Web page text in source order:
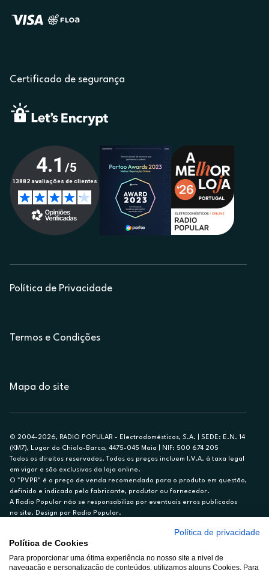
Certificado de segurança
Política de Privacidade
Termos e Condições
Mapa do site
© 2004-2026, RADIO POPULAR - Electrodomésticos, S.A. | SEDE: E.N. 14
(KM7), Lugar do Chiolo-Barca, 4475-045 Maia | NIF: 500 674 205
Todos os direitos reservados. Todos os preços incluem I.V.A. à taxa legal
em vigor e são exclusivos da loja online.
O "PVPR" é o preço de venda recomendado para o produto em questão,
definido e indicado pelo fabricante, produtor ou fornecedor.
A Radio Popular não se responsabiliza por eventuais erros publicados
no site. Design por Radio Popular.
Ex. para limite de crédito de €1.500, reembolsado em 12 meses, TAN
14,79%.
Crédito sujeito a aprovação pelo Cetelem, marca BNP Paribas Personal
Política de privacidade
Política de Cookies
Para proporcionar uma ótima experiência no nosso site a nivel de
navegação e personalização de conteúdos, utilizamos alguns Cookies. Para